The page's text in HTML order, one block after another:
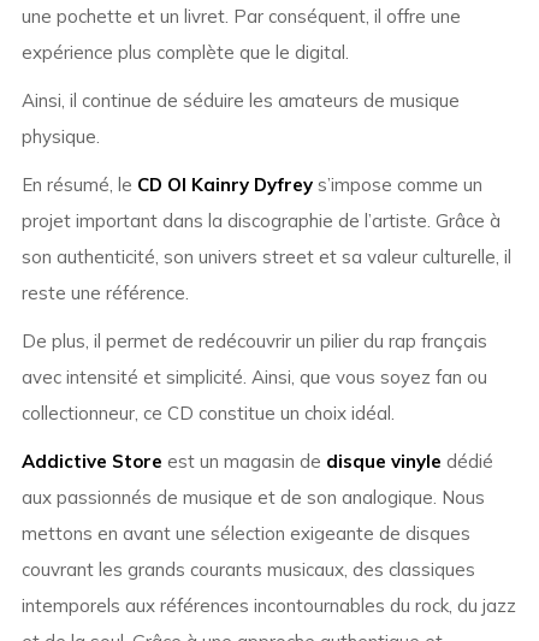
une pochette et un livret. Par conséquent, il offre une
expérience plus complète que le digital.
Ainsi, il continue de séduire les amateurs de musique
physique.
En résumé, le CD Ol Kainry Dyfreys’impose comme un
projet important dans la discographie de l’artiste. Grâce à
son authenticité, son univers street et sa valeur culturelle, il
reste une référence.
De plus, il permet de redécouvrir un pilier du rap français
avec intensité et simplicité. Ainsi, que vous soyez fan ou
collectionneur, ce CD constitue un choix idéal.
Addictive Store est un magasin de disque vinyle dédié
aux passionnés de musique et de son analogique. Nous
mettons en avant une sélection exigeante de disques
couvrant les grands courants musicaux, des classiques
intemporels aux références incontournables du rock, du jazz